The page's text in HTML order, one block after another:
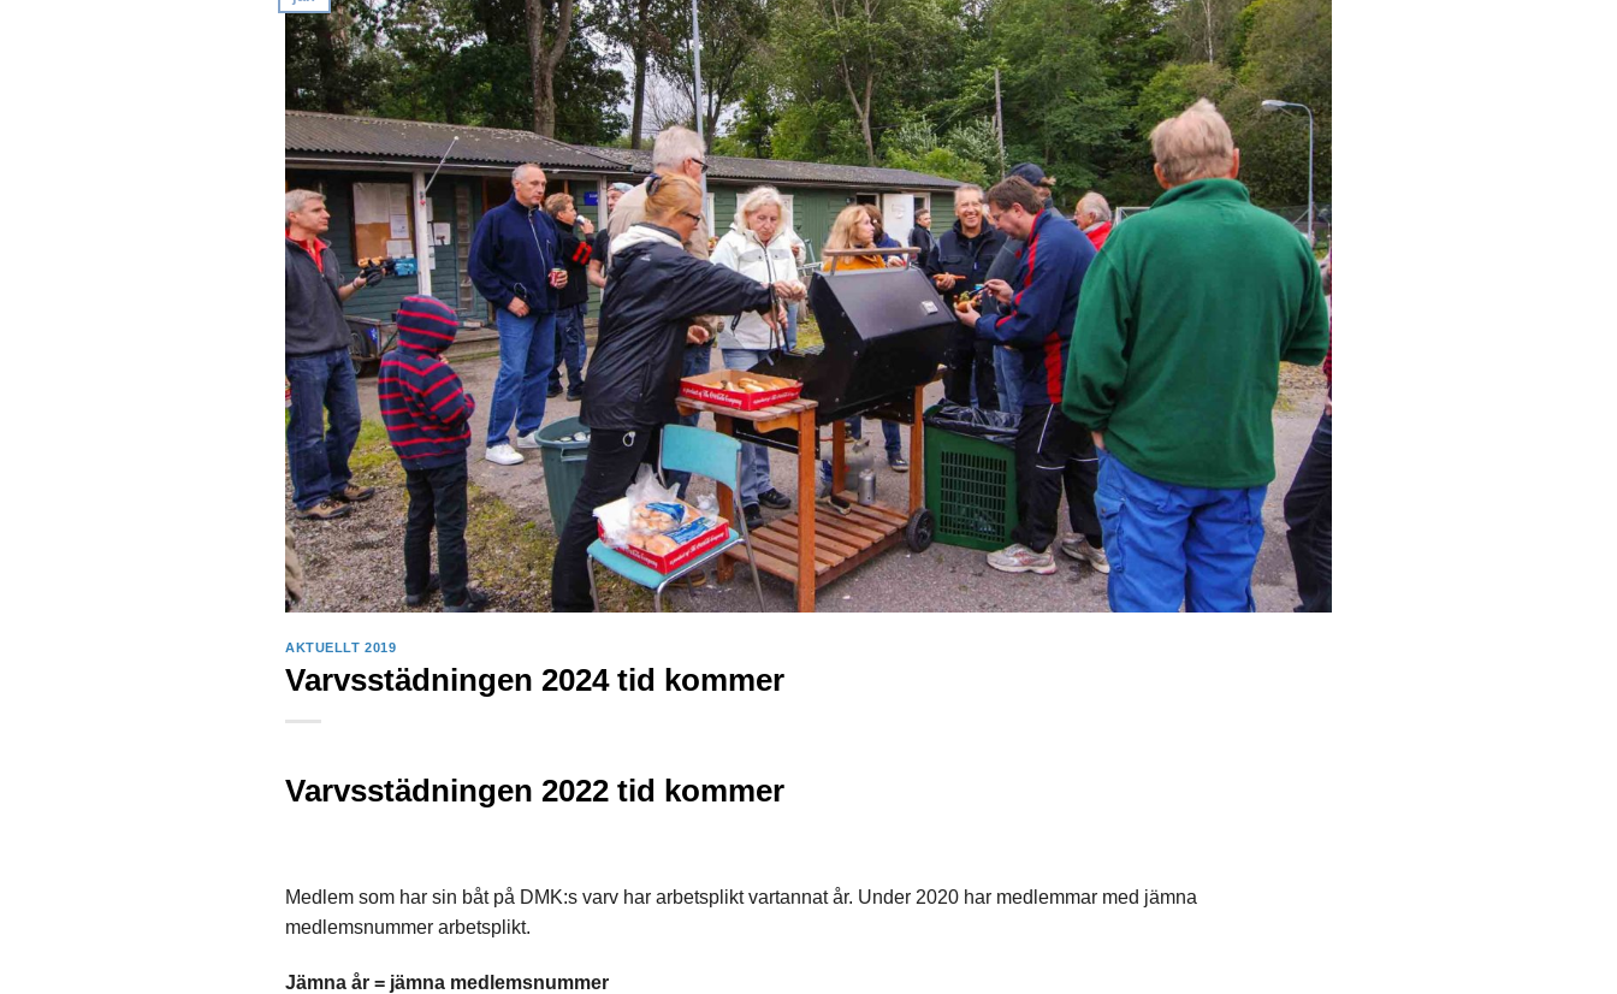
AKTUELLT 2019
Varvsstädningen 2024 tid kommer
Varvsstädningen 2022 tid kommer
Medlem som har sin båt på DMK:s varv har arbetsplikt vartannat år. Under 2020 har medlemmar med jämna
medlemsnummer arbetsplikt.
Jämna år = jämna medlemsnummer